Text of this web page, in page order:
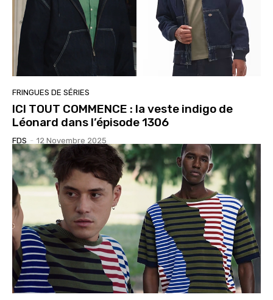
FRINGUES DE SÉRIES
ICI TOUT COMMENCE : la veste indigo de
Léonard dans l’épisode 1306
FDS - 12 Novembre 2025